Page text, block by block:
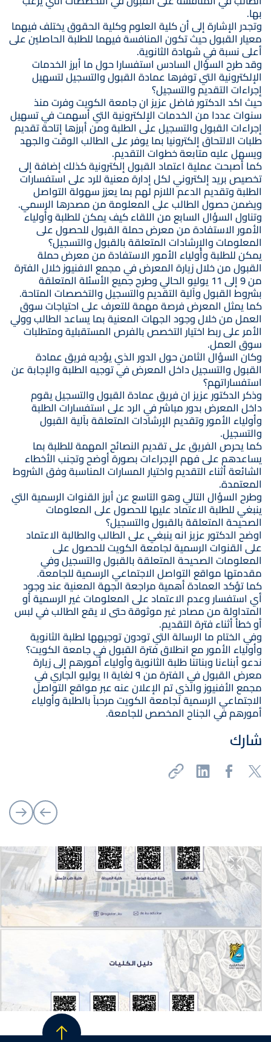
بها.
وتجدر الإشارة إلى أن كلية العلوم وكلية الحقوق يختلف فيهما
معيار القبول حيث تكون المنافسة فيهما للطلبة الحاصلين على
أعلى نسبة في شهادة الثانوية.
وقد طرح السؤال السادس استفسارا حول ما أبرز الخدمات
الإلكترونية التي توفرها عمادة القبول والتسجيل لتسهيل
إجراءات التقديم والتسجيل؟
حيث اكد الدكتور فاضل عزيز ان جامعة الكويت وفرت منذ
سنوات عددا من الخدمات الإلكترونية التي أسهمت في تسهيل
إجراءات القبول والتسجيل على الطلبة ومن أبرزها إتاحة تقديم
طلبات الالتحاق إلكترونيا بما يوفر على الطالب الوقت والجهد
ويسهل عليه متابعة خطوات التقديم.
كما أصبحت عملية اعتماد القبول إلكترونية كذلك إضافة إلى
تخصيص بريد إلكتروني لكل إدارة معنية للرد على استفسارات
الطلبة وتقديم الدعم اللازم لهم بما يعزز سهولة التواصل
ويضمن حصول الطالب على المعلومة من مصدرها الرسمي.
وتناول السؤال السابع من اللقاء كيف يمكن للطلبة وأولياء
الأمور الاستفادة من معرض حملة القبول للحصول على
المعلومات والإرشادات المتعلقة بالقبول والتسجيل؟
يمكن للطلبة وأولياء الأمور الاستفادة من معرض حملة
القبول من خلال زيارة المعرض في مجمع الافنيوز خلال الفترة
من 9 إلى 11 يوليو الحالي وطرح جميع الأسئلة المتعلقة
بشروط القبول وآلية التقديم والتسجيل والتخصصات المتاحة.
كما يمثل المعرض فرصة مهمة للتعرف على احتياجات سوق
العمل من خلال وجود الجهات المعنية بما يساعد الطالب وولي
الأمر على ربط اختيار التخصص بالفرص المستقبلية ومتطلبات
سوق العمل.
وكان السؤال الثامن حول الدور الذي يؤديه فريق عمادة
القبول والتسجيل داخل المعرض في توجيه الطلبة والإجابة عن
استفساراتهم؟
وذكر الدكتور عزيز ان فريق عمادة القبول والتسجيل يقوم
داخل المعرض بدور مباشر في الرد على استفسارات الطلبة
وأولياء الأمور وتقديم الإرشادات المتعلقة بآلية القبول
والتسجيل.
كما يحرص الفريق على تقديم النصائح المهمة للطلبة بما
يساعدهم على فهم الإجراءات بصورة أوضح وتجنب الأخطاء
الشائعة أثناء التقديم واختيار المسارات المناسبة وفق الشروط
المعتمدة.
وطرح السؤال التالي وهو التاسع عن أبرز القنوات الرسمية التي
ينبغي للطلبة الاعتماد عليها للحصول على المعلومات
الصحيحة المتعلقة بالقبول والتسجيل؟
اوضح الدكتور عزيز انه ينبغي على الطالب والطالبة الاعتماد
على القنوات الرسمية لجامعة الكويت للحصول على
المعلومات الصحيحة المتعلقة بالقبول والتسجيل وفي
مقدمتها مواقع التواصل الاجتماعي الرسمية للجامعة.
كما تؤكد العمادة أهمية مراجعة الجهة المعنية عند وجود
أي استفسار وعدم الاعتماد على المعلومات غير الرسمية أو
المتداولة من مصادر غير موثوقة حتى لا يقع الطالب في لبس
أو خطأ أثناء فترة التقديم.
وفي الختام ما الرسالة التي تودون توجيهها لطلبة الثانوية
وأولياء الأمور مع انطلاق فترة القبول في جامعة الكويت؟
ندعو أبناءنا وبناتنا طلبة الثانوية وأولياء أمورهم إلى زيارة
معرض القبول في الفترة من ٩ لغاية ١١ يوليو الجاري في
مجمع الأفنيوز والذي تم الإعلان عنه عبر مواقع التواصل
الاجتماعي الرسمية لجامعة الكويت مرحباً بالطلبة وأولياء
أمورهم في الجناح المخصص للجامعة.
شارك